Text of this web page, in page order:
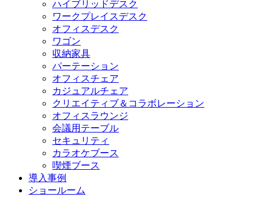
ハイブリッドデスク
ワークプレイスデスク
オフィスデスク
ワゴン
収納家具
パーテーション
オフィスチェア
カジュアルチェア
クリエイティブ＆コラボレーション
オフィスラウンジ
会議用テーブル
セキュリティ
カラオケブース
喫煙ブース
導入事例
ショールーム